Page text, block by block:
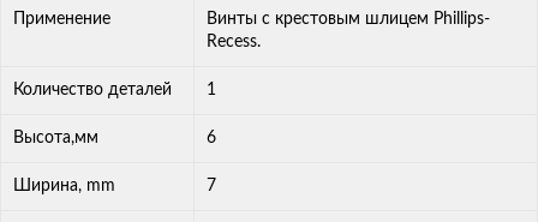
Применение
Винты с крестовым шлицем Phillips-
Recess.
Количество деталей 1
Высота,мм 6
Ширина, mm 7